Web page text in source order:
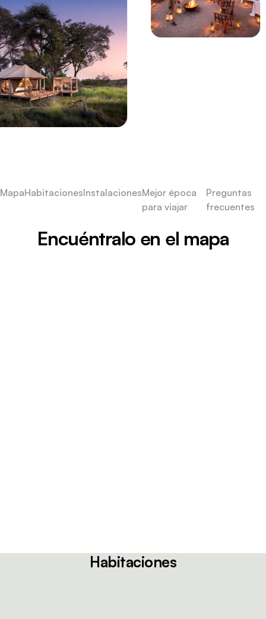
MapaHabitacionesInstalacionesMejor época
para viajar
Preguntas
frecuentes
Encuéntralo en el mapa
Habitaciones